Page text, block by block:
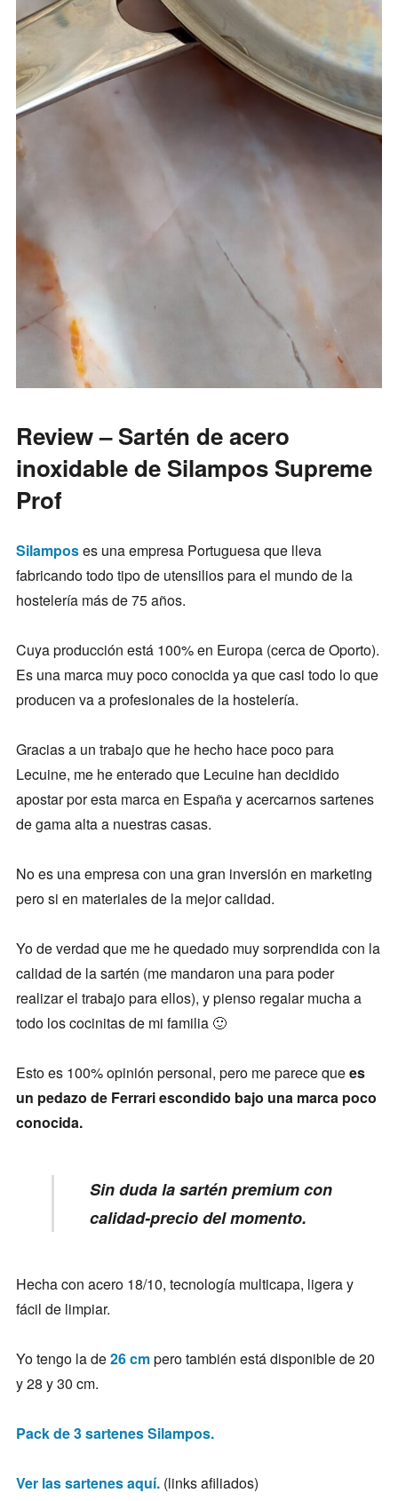
Review – Sartén de acero
inoxidable de Silampos Supreme
Prof
Silamposes una empresa Portuguesa que lleva
fabricando todo tipo de utensilios para el mundo de la
hostelería más de 75 años.
Cuya producción está 100% en Europa (cerca de Oporto).
Es una marca muy poco conocida ya que casi todo lo que
producen va a profesionales de la hostelería.
Gracias a un trabajo que he hecho hace poco para
Lecuine, me he enterado que Lecuine han decidido
apostar por esta marca en España y acercarnos sartenes
de gama alta a nuestras casas.
No es una empresa con una gran inversión en marketing
pero si en materiales de la mejor calidad.
Yo de verdad que me he quedado muy sorprendida con la
calidad de la sartén (me mandaron una para poder
realizar el trabajo para ellos), y pienso regalar mucha a
todo los cocinitas de mi familia 🙂
Esto es 100% opinión personal, pero me parece quees
un pedazo de Ferrari escondido bajo una marca poco
conocida.
Sin duda la sartén premium con
calidad-precio del momento.
Hecha con acero 18/10, tecnología multicapa, ligera y
fácil de limpiar.
Yo tengo la de26 cmpero también está disponible de 20
y 28 y 30 cm.
Pack de 3 sartenes Silampos.
Ver las sartenes aquí.(links afiliados)